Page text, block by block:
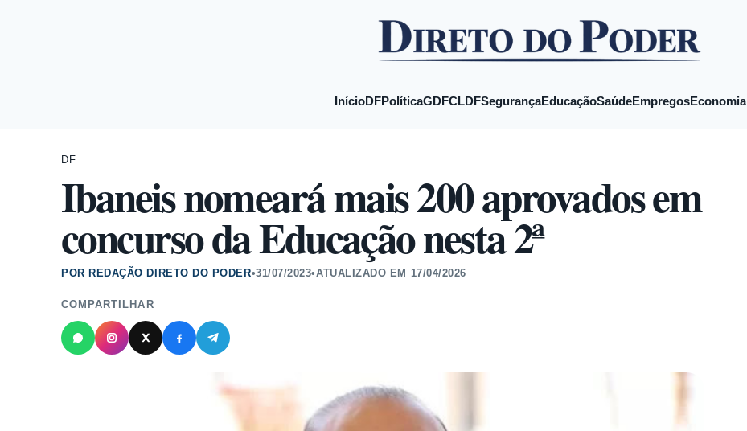
InícioDFPolíticaGDFCLDFSegurançaEducaçãoSaúdeEmpregosEconomia
DF
Ibaneis nomeará mais 200 aprovados em
concurso da Educação nesta 2ª
POR REDAÇÃO DIRETO DO PODER•31/07/2023•ATUALIZADO EM 17/04/2026
COMPARTILHAR